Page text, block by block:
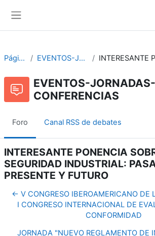
Páginas del sitio EVENTOS-JORNADAS-CONFERENCIAS
EVENTOS-JORNADAS-
CONFERENCIAS
Foro Canal RSS de debates
INTERESANTE PONENCIA
SEGURIDAD INDUSTRIAL:
PRESENTE Y FUTURO
← V CONGRESO IBEROAMERICANO DE
I CONGRESO INTERNACIONAL DE
CONFORMIDAD
JORNADA "NUEVO REGLAMENTO DE